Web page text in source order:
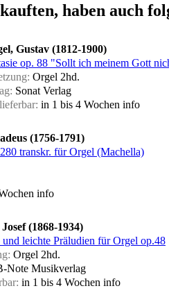
haben auch
Gustav (1812-1900)
op. 88 "Sollt ich meinem Gott
Orgel 2hd.
Sonat Verlag
in 1 bis 4 Wochen info
(1756-1791)
transkr. für Orgel (Machella)
info
(1868-1934)
und leichte Präludien für Orgel op.48
Orgel 2hd.
Note Musikverlag
in 1 bis 4 Wochen info